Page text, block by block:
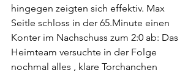
hingegen zeigten sich effektiv. Max
Seitle schloss in der 65.Minute einen
Konter im Nachschuss zum 2:0 ab: Das
Heimteam versuchte in der Folge
nochmal alles , klare Torchanchen